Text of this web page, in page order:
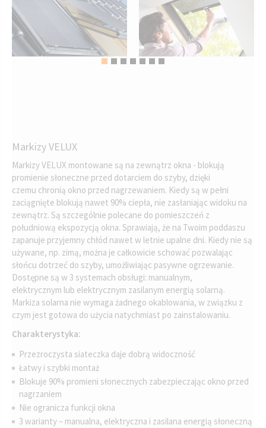
Markizy VELUX
Markizy VELUX montowane są na zewnątrz okna - blokują
promienie słoneczne przed dotarciem do szyby, dzięki
czemu chronią okno przed nagrzewaniem. Kiedy są w pełni
zaciągnięte blokują nawet 90% ciepła, nie zasłaniając widoku na
zewnątrz. Są szczególnie polecane do pomieszczeń z
południową ekspozycją okna. Sprawiają, że na Twoim poddaszu
zapanuje przyjemny chłód nawet w letnie upalne dni. Kiedy nie są
używane, np. zimą, można je całkowicie schować pozwalając
słońcu dotrzeć do szyby, umożliwiając pasywne ogrzewanie.
Dostępne są w 3 systemach obsługi: manualnym,
elektrycznym lub elektrycznym zasilanym energią solarną.
Markiza solarna nie wymaga żadnego okablowania, w związku z
czym jest gotowa do użycia natychmiast po zainstalowaniu.
Charakterystyka:
Przezroczysta siateczka daje dobrą widoczność
Łatwy i szybki montaż
Blokuje 90% promieni słonecznych zabezpieczając okno przed
nagrzaniem
Nie ogranicza funkcji okna
3 warianty – manualna, elektryczna i zasilana energią słoneczną